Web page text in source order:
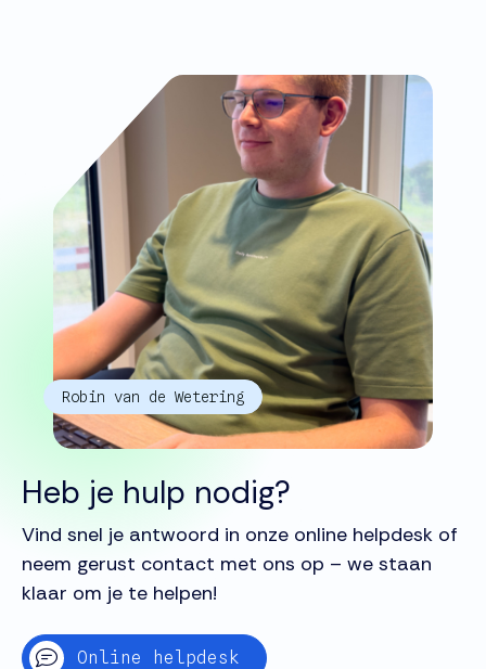
Heb je hulp nodig?
Vind snel je antwoord in onze online helpdesk of
neem gerust contact met ons op – we staan
klaar om je te helpen!
Online helpdesk
Robin van de Wetering